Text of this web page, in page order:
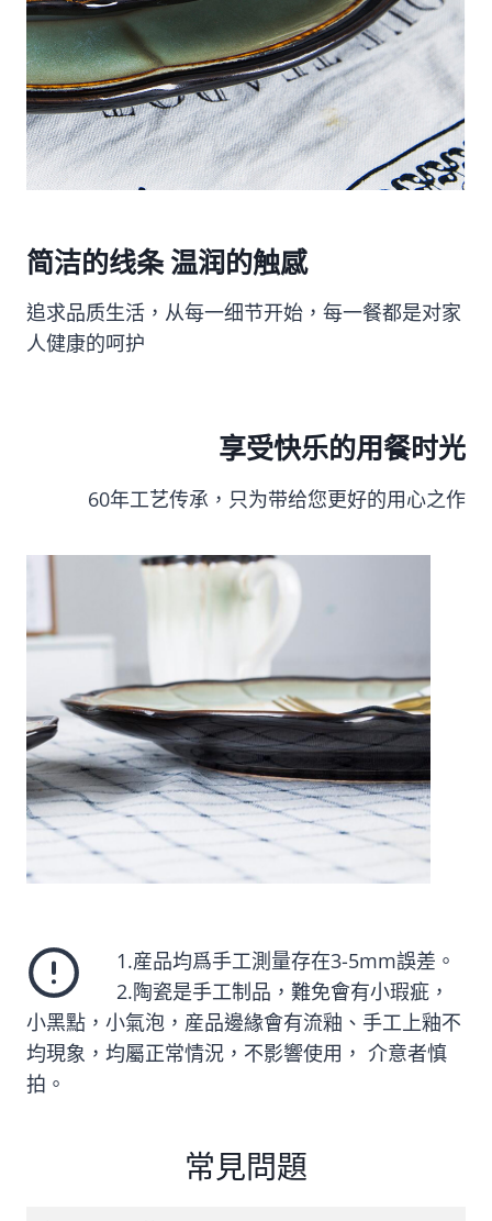
简洁的线条 温润的触感
追求品质生活，从每一细节开始，每一餐都是对家
人健康的呵护
享受快乐的用餐时光
60年工艺传承，只为带给您更好的用心之作
1.産品均爲手工測量存在3-5mm誤差。
2.陶瓷是手工制品，難免會有小瑕疵，
小黑點，小氣泡，産品邊緣會有流釉、手工上釉不
均現象，均屬正常情況，不影響使用， 介意者慎
拍。
常見問題